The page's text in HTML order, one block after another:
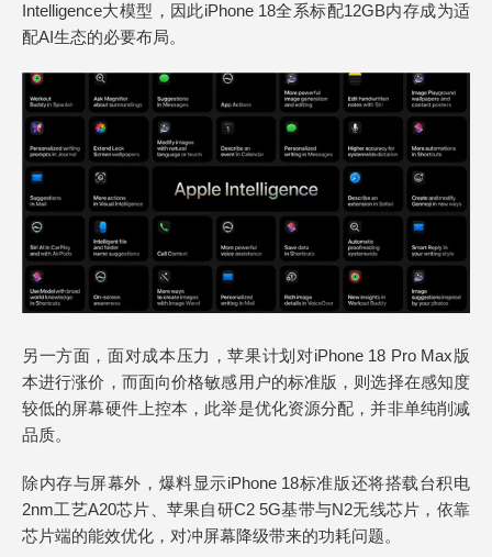
Intelligence大模型，因此iPhone 18全系标配12GB内存成为适
配AI生态的必要布局。
另一方面，面对成本压力，苹果计划对iPhone 18 Pro Max版
本进行涨价，而面向价格敏感用户的标准版，则选择在感知度
较低的屏幕硬件上控本，此举是优化资源分配，并非单纯削减
品质。
除内存与屏幕外，爆料显示iPhone 18标准版还将搭载台积电
2nm工艺A20芯片、苹果自研C2 5G基带与N2无线芯片，依靠
芯片端的能效优化，对冲屏幕降级带来的功耗问题。